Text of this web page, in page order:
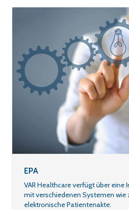
EPA
VAR Healthcare verfügt über
mit verschiedenen Systemen wie
elektronische Patientenakte.